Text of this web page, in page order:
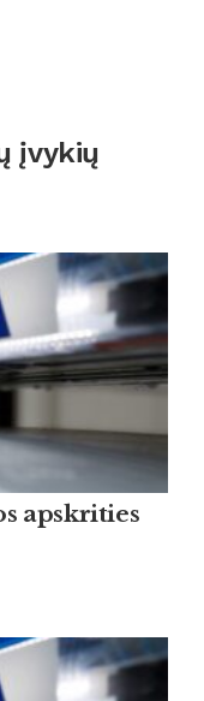
įvykių
apskrities